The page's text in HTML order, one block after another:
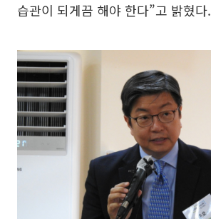
습관이 되게끔 해야 한다”고 밝혔다.